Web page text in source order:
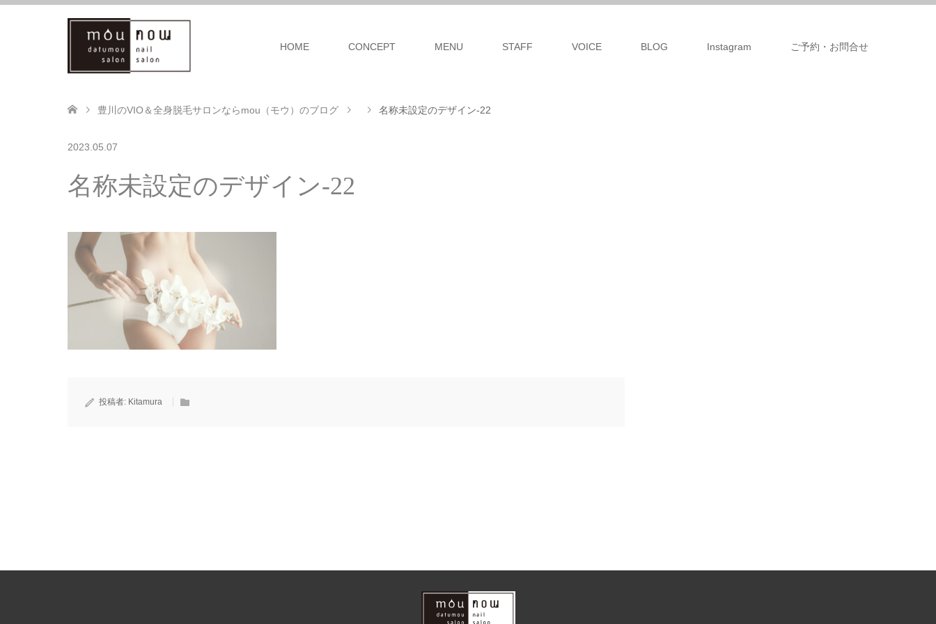
HOME CONCEPT MENU STAFF VOICE BLOG Instagram ご予約・お問合せ
豊川のVIO＆全身脱毛サロンならmou（モウ）のブログ 名称未設定のデザイン-22
2023.05.07
名称未設定のデザイン-22
投稿者: Kitamura